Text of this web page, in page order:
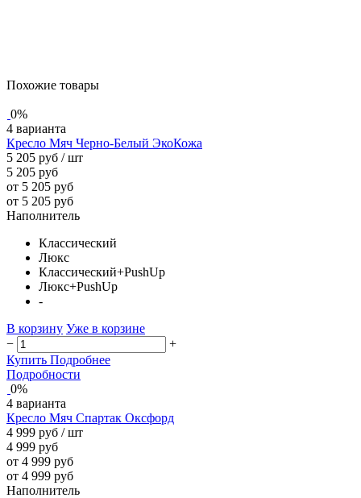
Похожие товары
0%
4 варианта
Кресло Мяч Черно-Белый ЭкоКожа
5 205 руб / шт
5 205 руб
от 5 205 руб
от 5 205 руб
Наполнитель
Классический
Люкс
Классический+PushUp
Люкс+PushUp
-
В корзину Уже в корзине
−
+
Купить Подробнее
Подробности
0%
4 варианта
Кресло Мяч Спартак Оксфорд
4 999 руб / шт
4 999 руб
от 4 999 руб
от 4 999 руб
Наполнитель